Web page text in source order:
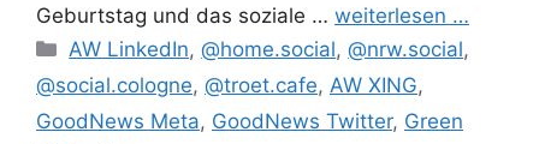
Geburtstag und das soziale … weiterlesen …
Categories
AW LinkedIn,@home.social,@nrw.social,
@social.cologne, @troet.cafe, AW XING,
GoodNews Meta, GoodNews Twitter, Green